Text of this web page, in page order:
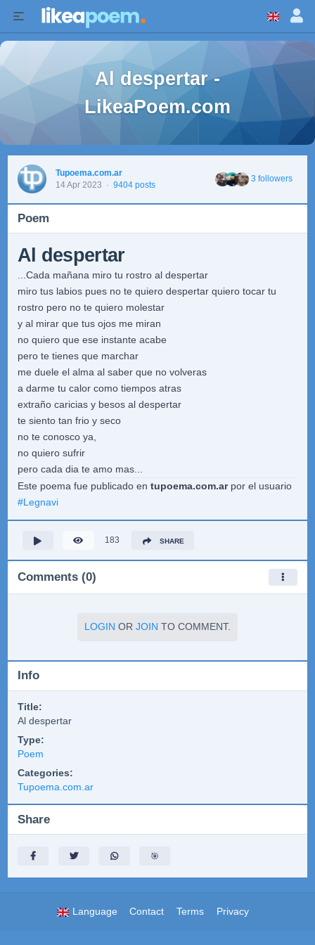
Al despertar -
LikeaPoem.com
Tupoema.com.ar
14 Apr 2023 · 9404 posts
3 followers
Poem
Al despertar
...Cada mañana miro tu rostro al despertar
miro tus labios pues no te quiero despertar quiero tocar tu
rostro pero no te quiero molestar
y al mirar que tus ojos me miran
no quiero que ese instante acabe
pero te tienes que marchar
me duele el alma al saber que no volveras
a darme tu calor como tiempos atras
extraño caricias y besos al despertar
te siento tan frio y seco
no te conosco ya,
no quiero sufrir
pero cada dia te amo mas...
Este poema fue publicado en tupoema.com.arpor el usuario
#Legnavi
183 SHARE
Comments (0)
LOGIN OR JOIN TO COMMENT.
Info
Title:
Al despertar
Type:
Poem
Categories:
Tupoema.com.ar
Share
🎯
Language Contact Terms Privacy